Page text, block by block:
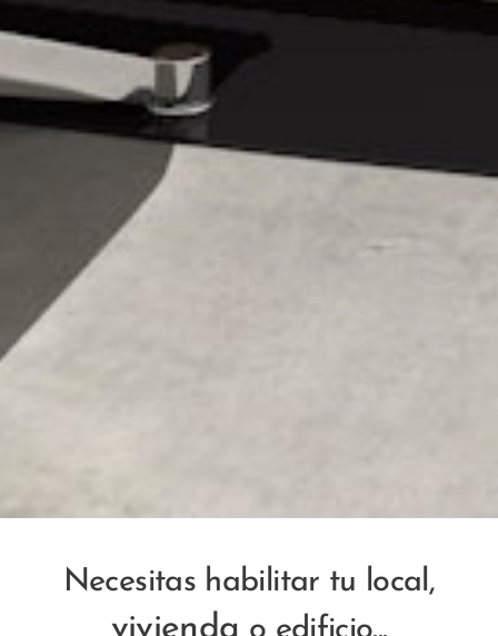
Necesitas habilitar tu local,
vivienda o edificio...